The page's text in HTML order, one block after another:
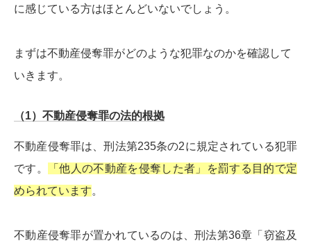
に感じている方はほとんどいないでしょう。
まずは不動産侵奪罪がどのような犯罪なのかを確認して
いきます。
（1）不動産侵奪罪の法的根拠
不動産侵奪罪は、刑法第235条の2に規定されている犯罪
です。
「他人の不動産を侵奪した者」を罰する目的で定
められています。
不動産侵奪罪が置かれているのは、刑法第36章「窃盗及